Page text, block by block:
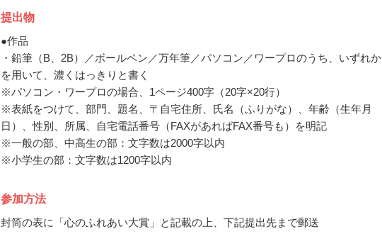
提出物
●作品
・鉛筆（B、2B）／ボールペン／万年筆／パソコン／ワープロのうち、いずれか
を用いて、濃くはっきりと書く
※パソコン・ワープロの場合、1ページ400字（20字×20行）
※表紙をつけて、部門、題名、〒自宅住所、氏名（ふりがな）、年齢（生年月
日）、性別、所属、自宅電話番号（FAXがあればFAX番号も）を明記
※一般の部、中高生の部：文字数は2000字以内
※小学生の部：文字数は1200字以内
参加方法
封筒の表に「心のふれあい大賞」と記載の上、下記提出先まで郵送